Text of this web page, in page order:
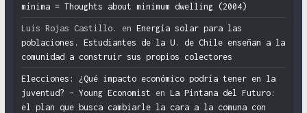
mínima = Thoughts about minimum dwelling (2004)
Luis Rojas Castillo. en Energía solar para las
poblaciones. Estudiantes de la U. de Chile enseñan a la
comunidad a construir sus propios colectores
Elecciones: ¿Qué impacto económico podría tener en la
juventud? – Young Economist en La Pintana del Futuro:
el plan que busca cambiarle la cara a la comuna con